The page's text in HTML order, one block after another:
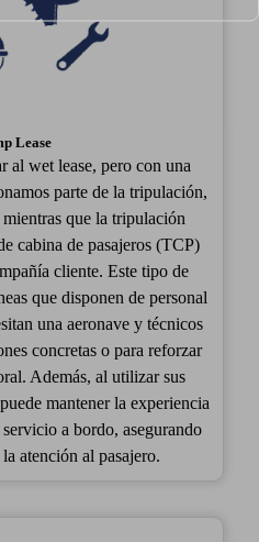
Lease
al wet lease, pero con una
parte de la tripulación,
que la tripulación
cabina de pasajeros (TCP)
cliente. Este tipo de
que disponen de personal
una aeronave y técnicos
concretas o para reforzar
Además, al utilizar sus
mantener la experiencia
a bordo, asegurando
atención al pasajero.